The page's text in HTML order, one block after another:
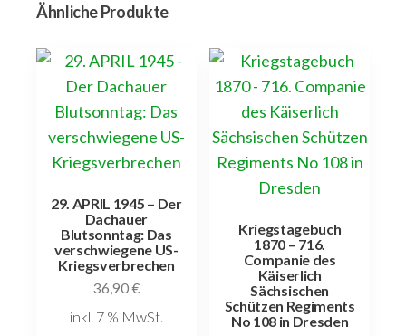
Ähnliche Produkte
29. APRIL 1945 – Der
Dachauer
Blutsonntag: Das
verschwiegene US-
Kriegsverbrechen
36,90€
inkl. 7 % MwSt.
Kriegstagebuch
1870 – 716.
Companie des
Käiserlich
Sächsischen
Schützen Regiments
No 108 in Dresden